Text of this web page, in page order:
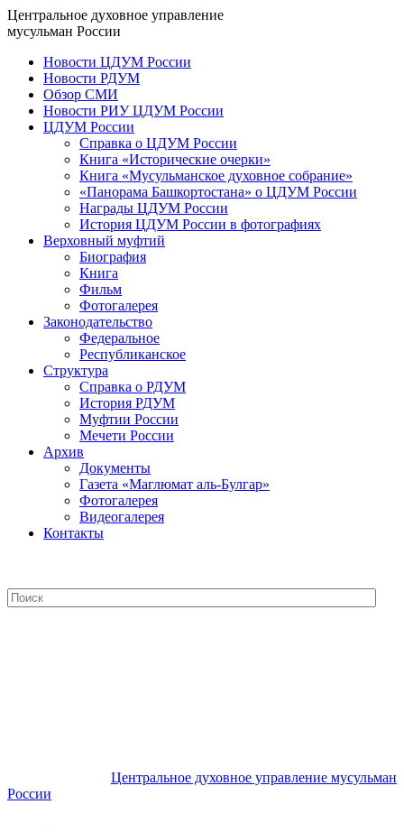
Центральное духовное управление
мусульман России
Новости ЦДУМ России
Новости РДУМ
Обзор СМИ
Новости РИУ ЦДУМ России
ЦДУМ России
Справка о ЦДУМ России
Книга «Исторические очерки»
Книга «Мусульманское духовное собрание»
«Панорама Башкортостана» о ЦДУМ России
Награды ЦДУМ России
История ЦДУМ России в фотографиях
Верховный муфтий
Биография
Книга
Фильм
Фотогалерея
Законодательство
Федеральное
Республиканское
Структура
Справка о РДУМ
История РДУМ
Муфтии России
Мечети России
Архив
Документы
Газета «Маглюмат аль-Булгар»
Фотогалерея
Видеогалерея
Контакты
Центральное духовное управление мусульман
России